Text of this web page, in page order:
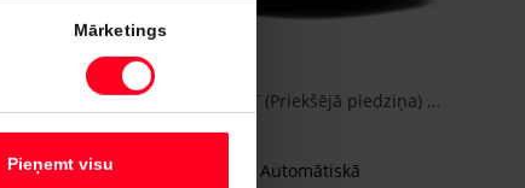
Mārketings
Pieņemt visu
#CA86778840
Toyota Yaris
Active Plus 1.5 Hybrid 115 e-CVT (Priekšējā piedziņa) (68 kW)
Sākot no € 25 600
Benzīna hibrīds
Automātiskā